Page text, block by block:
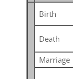
Birth
Death
Marriage